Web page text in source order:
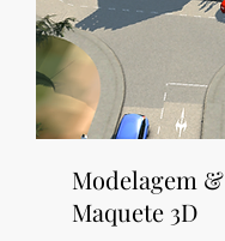
Modelagem &
Maquete 3D